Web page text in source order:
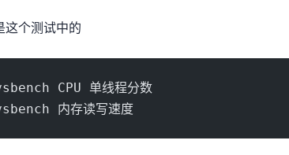
这个测试中的
CPU 单线程分数
内存读写速度